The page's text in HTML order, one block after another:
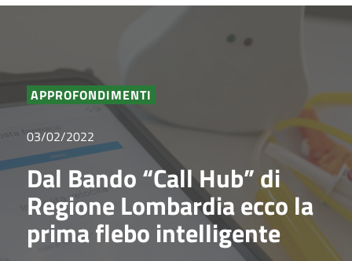
APPROFONDIMENTI
03/02/2022
Dal Bando “Call Hub” di
Regione Lombardia ecco la
prima flebo intelligente